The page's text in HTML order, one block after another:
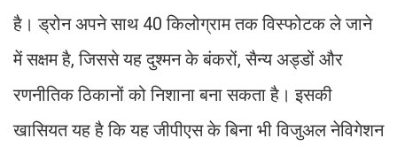
है। ड्रोन अपने साथ 40 किलोग्राम तक विस्फोटक ले जाने
में सक्षम है, जिससे यह दुश्मन के बंकरों, सैन्य अड्डों और
रणनीतिक ठिकानों को निशाना बना सकता है। इसकी
खासियत यह है कि यह जीपीएस के बिना भी विजुअल नेविगेशन